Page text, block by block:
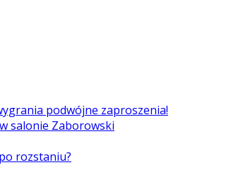
podwójne zaproszenia!
salonie Zaborowski
rozstaniu?